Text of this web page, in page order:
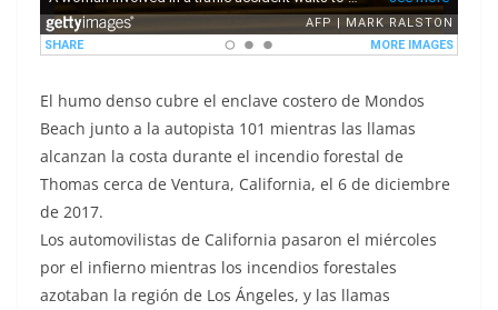
El humo denso cubre el enclave costero de Mondos
Beach junto a la autopista 101 mientras las llamas
alcanzan la costa durante el incendio forestal de
Thomas cerca de Ventura, California, el 6 de diciembre
de 2017.
Los automovilistas de California pasaron el miércoles
por el infierno mientras los incendios forestales
azotaban la región de Los Ángeles, y las llamas